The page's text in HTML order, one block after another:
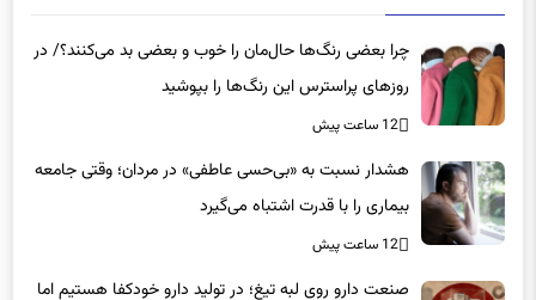
جدیدترین مقالات
چرا بعضی رنگ‌ها حال‌مان را خوب و بعضی بد می‌کنند؟/ در
روزهای پراسترس این رنگ‌ها را بپوشید
12 ساعت پیش
هشدار نسبت به «بی‌حسی عاطفی» در مردان؛ وقتی جامعه
بیماری را با قدرت اشتباه می‌گیرد
12 ساعت پیش